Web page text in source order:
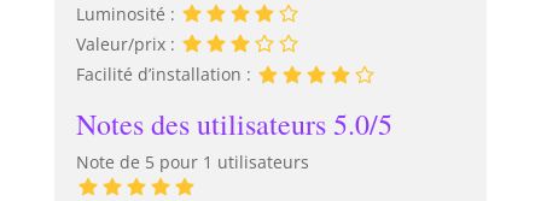
Luminosité :
Valeur/prix :
Facilité d’installation :
Notes des utilisateurs 5.0/5
Note de 5 pour 1 utilisateurs